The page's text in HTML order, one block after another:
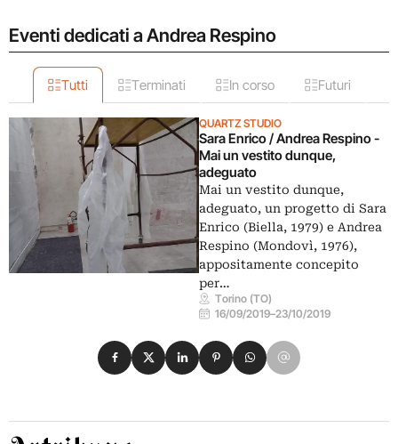
Eventi dedicati a Andrea Respino
Tutti Terminati In corso Futuri
QUARTZ STUDIO
Sara Enrico / Andrea Respino -
Mai un vestito dunque,
adeguato
Mai un vestito dunque,
adeguato, un progetto di Sara
Enrico (Biella, 1979) e Andrea
Respino (Mondovì, 1976),
appositamente concepito
per…
Torino (TO)
16/09/2019–23/10/2019
Condividi su Facebook
Condividi su X
Condividi su LinkedIn
Condividi su Pinterest
Condividi su WhatsApp
Condividi su Email